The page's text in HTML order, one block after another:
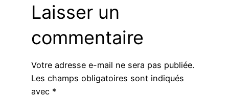
Laisser un
commentaire
Votre adresse e-mail ne sera pas publiée.
Les champs obligatoires sont indiqués
avec *